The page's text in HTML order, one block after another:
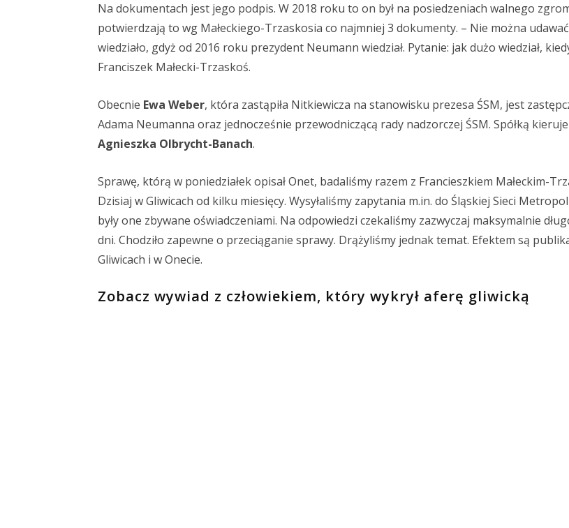
Na dokumentach jest jego podpis. W 2018 roku to on był na posiedzeniach walnego
potwierdzają to wg Małeckiego-Trzaskosia co najmniej 3 dokumenty. – Nie można
wiedziało, gdyż od 2016 roku prezydent Neumann wiedział. Pytanie: jak dużo wiedział,
Franciszek Małecki-Trzaskoś.
Obecnie Ewa Weber, która zastąpiła Nitkiewicza na stanowisku prezesa ŚSM, jest
Adama Neumanna oraz jednocześnie przewodniczącą rady nadzorczej ŚSM. Spółką
Agnieszka Olbrycht-Banach.
Sprawę, którą w poniedziałek opisał Onet, badaliśmy razem z Francieszkiem Małeckim-
Dzisiaj w Gliwicach od kilku miesięcy. Wysyłaliśmy zapytania m.in. do Śląskiej Sieci
były one zbywane oświadczeniami. Na odpowiedzi czekaliśmy zazwyczaj maksymalnie
dni. Chodziło zapewne o przeciąganie sprawy. Drążyliśmy jednak temat. Efektem są
Gliwicach i w Onecie.
Zobacz wywiad z człowiekiem, który wykrył aferę gliwicką